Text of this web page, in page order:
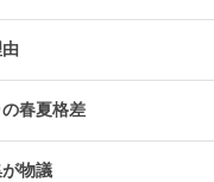
春夏格差
物議